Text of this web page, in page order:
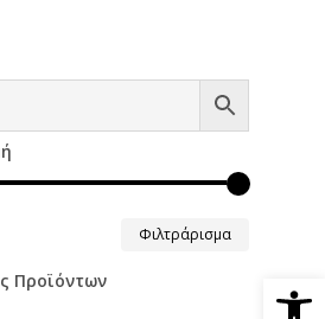
Φιλτράρισμα
Προϊόντων